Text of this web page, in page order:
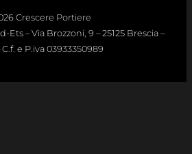
Crescere Portiere
Ets – Via Brozzoni, 9 – 25125 Brescia –
C.f. e P.iva 03933350989